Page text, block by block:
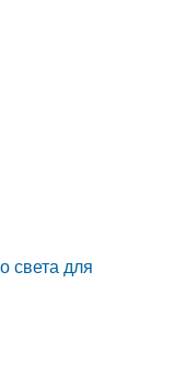
света для